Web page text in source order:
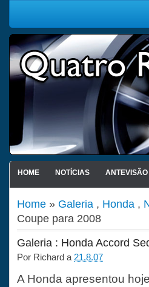
HOME NOTÍCIAS ANTEVISÃO
Home » Galeria , Honda ,
Coupe para 2008
Galeria : Honda Accord
Por Richard a 21.8.07
A Honda apresentou